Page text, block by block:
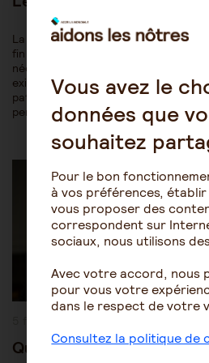
La loi du 22 avril 2005 relative aux
fin de vie, dite loi Leonetti, laisse
nécessitent d’être clarifiées. Zoom
existante, sur les obligations du
patient et de la famille. Le respect
personne est un…
Category:
Procédures de protection juridique
publiée :
Quel contrôle pour les
Vous avez le
données que
souhaitez
Pour le bon
à vos préférences,
vous proposer des
correspondent sur
sociaux, nous utilisons
Avec votre accord, nous
pour vous votre
dans le respect de votre
Consultez la politique de